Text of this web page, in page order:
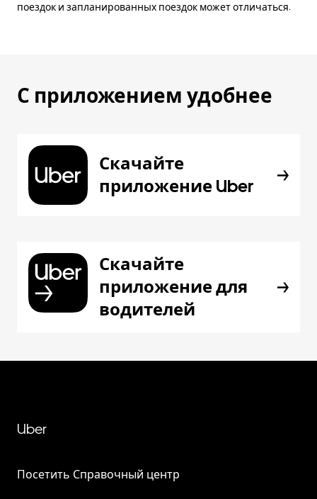
поездок и запланированных поездок может отличаться.
С приложением удобнее
Скачайте
приложение Uber
Скачайте
приложение для
водителей
Uber
Посетить Справочный центр